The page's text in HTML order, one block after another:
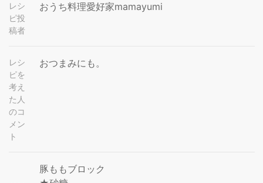
レシ
ピ投
稿者
おうち料理愛好家mamayumi
レシ
ピを
考え
た人
のコ
メン
ト
おつまみにも。
豚ももブロック